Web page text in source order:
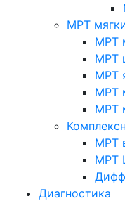
МРТ
МРТ
МРТ
МРТ
МРТ
МРТ
МРТ
МРТ
Диагностика